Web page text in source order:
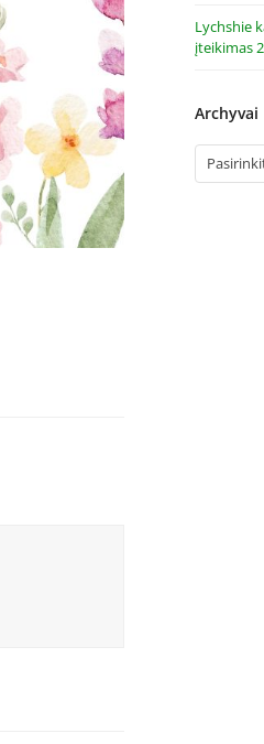
Lychshie
įteikimas
Archyvai
Archyvai